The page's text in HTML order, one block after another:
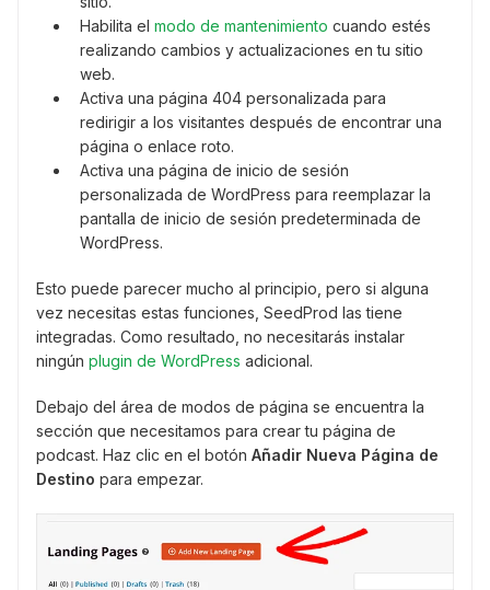
Habilita el modo de mantenimiento cuando estés
realizando cambios y actualizaciones en tu sitio
web.
Activa una página 404 personalizada para
redirigir a los visitantes después de encontrar una
página o enlace roto.
Activa una página de inicio de sesión
personalizada de WordPress para reemplazar la
pantalla de inicio de sesión predeterminada de
WordPress.
Esto puede parecer mucho al principio, pero si alguna
vez necesitas estas funciones, SeedProd las tiene
integradas. Como resultado, no necesitarás instalar
ningún plugin de WordPress adicional.
Debajo del área de modos de página se encuentra la
sección que necesitamos para crear tu página de
podcast. Haz clic en el botón Añadir Nueva Página de
Destino para empezar.